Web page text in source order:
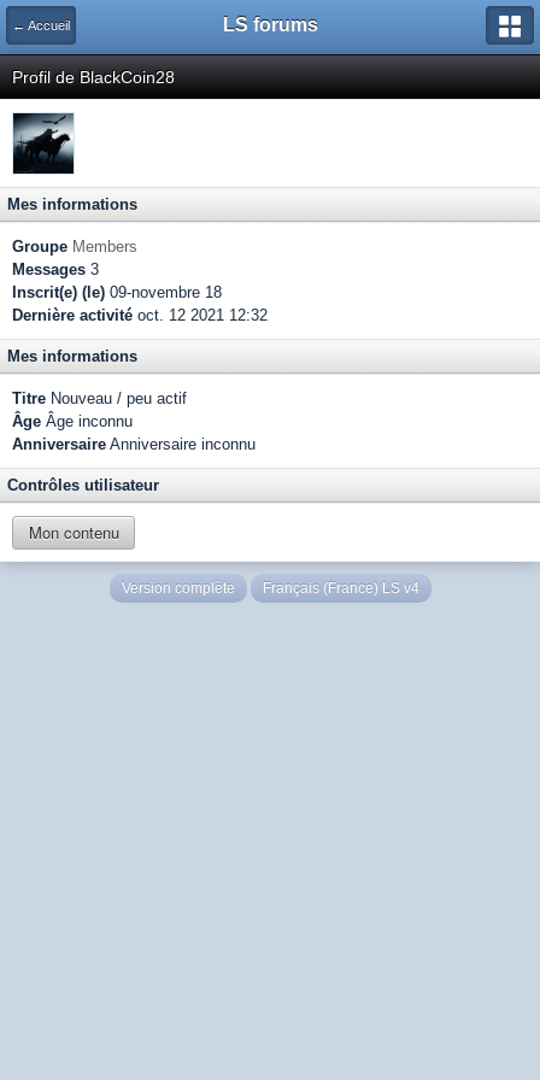
← Accueil LS forums
Profil de BlackCoin28
Mes informations
Groupe Members
Messages 3
Inscrit(e) (le) 09-novembre 18
Dernière activité oct. 12 2021 12:32
Mes informations
Titre Nouveau / peu actif
Âge Âge inconnu
Anniversaire Anniversaire inconnu
Contrôles utilisateur
Mon contenu
Version complète Français (France) LS v4